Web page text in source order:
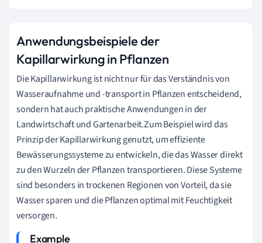
Anwendungsbeispiele der
Kapillarwirkung in Pflanzen
Die Kapillarwirkung ist nicht nur für das Verständnis von
Wasseraufnahme und -transport in Pflanzen entscheidend,
sondern hat auch praktische Anwendungen in der
Landwirtschaft und Gartenarbeit.Zum Beispiel wird das
Prinzip der Kapillarwirkung genutzt, um effiziente
Bewässerungssysteme zu entwickeln, die das Wasser direkt
zu den Wurzeln der Pflanzen transportieren. Diese Systeme
sind besonders in trockenen Regionen von Vorteil, da sie
Wasser sparen und die Pflanzen optimal mit Feuchtigkeit
versorgen.